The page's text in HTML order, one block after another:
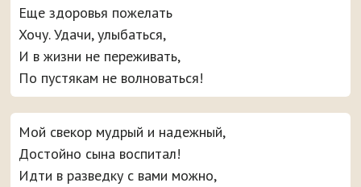
Еще здоровья пожелать
Хочу. Удачи, улыбаться,
И в жизни не переживать,
По пустякам не волноваться!
Мой свекор мудрый и надежный,
Достойно сына воспитал!
Идти в разведку с вами можно,